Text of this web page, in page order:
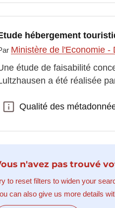
hébergement
Ministère de l'Economie -
étude de faisabilité
a été réalisée
Qualité des métadonnées:
Qualité des
n'avez pas trouvé
to reset filters to widen your
can also give us more details